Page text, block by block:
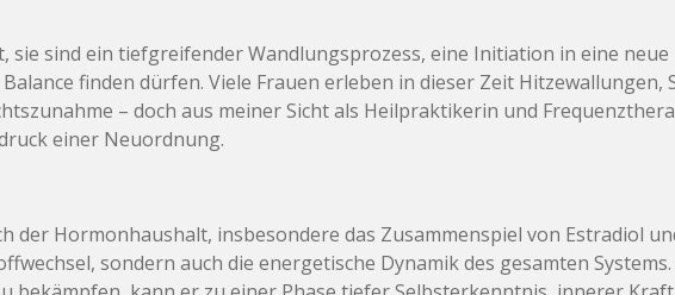
sie sind ein tiefgreifender Wandlungsprozess, eine Initiation in eine neue
finden dürfen. Viele Frauen erleben in dieser Zeit Hitzewallungen,
– doch aus meiner Sicht als Heilpraktikerin und
einer Neuordnung.
der Hormonhaushalt, insbesondere das Zusammenspiel von Estradiol
sondern auch die energetische Dynamik des gesamten